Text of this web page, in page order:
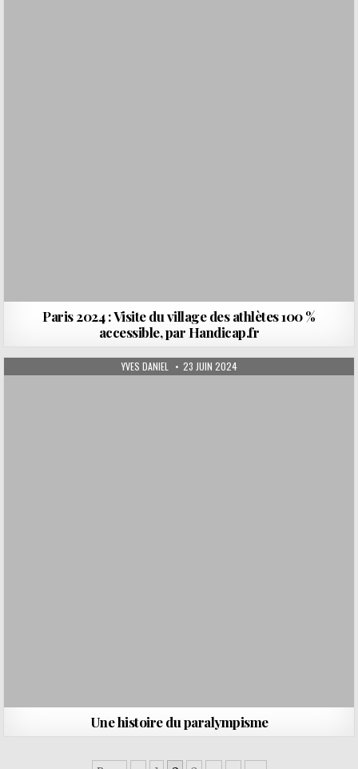
Paris 2024 : Visite du village des athlètes 100 %
accessible, par Handicap.fr
AUTHOR:
YVES DANIEL PUBLISHED DATE:
23 JUIN 2024
Une histoire du paralympisme